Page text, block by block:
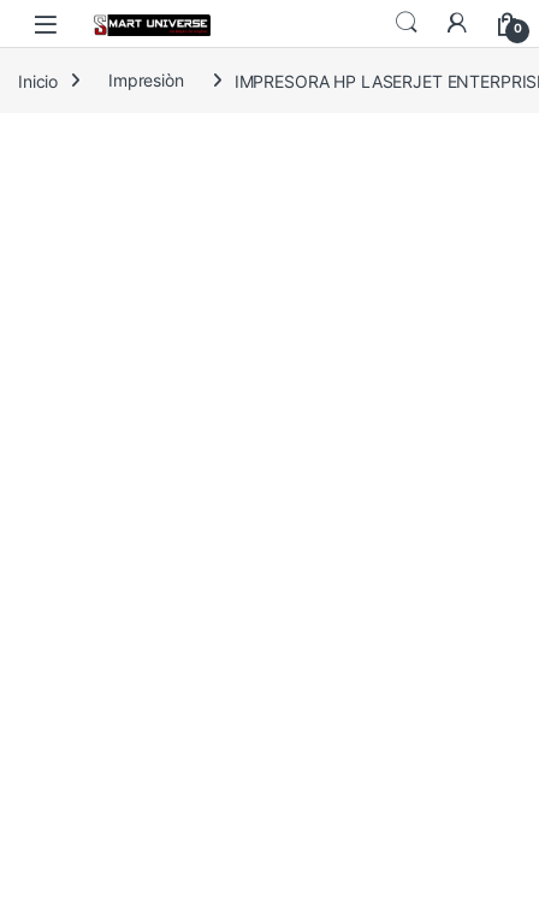
Skip to navigation
Skip to content
0
Inicio Impresiòn IMPRESORA HP LASERJET